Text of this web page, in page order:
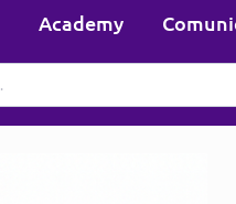
Academy